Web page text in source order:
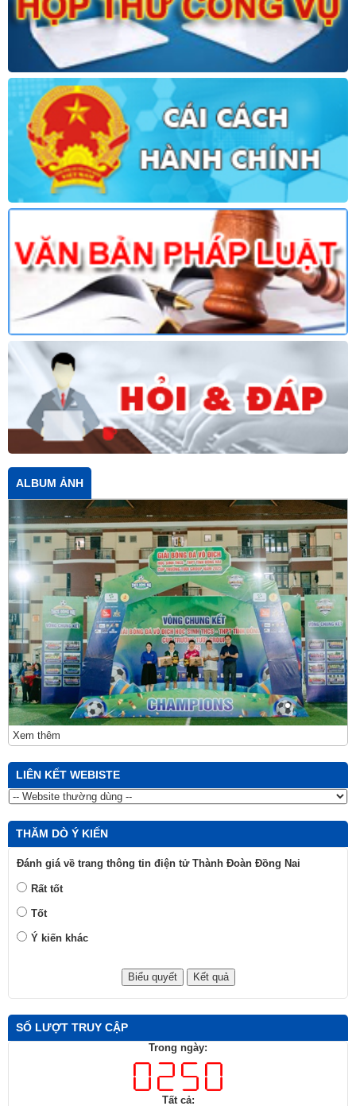
ALBUM ẢNH
Xem thêm
LIÊN KẾT WEBISTE
THĂM DÒ Ý KIẾN
Đánh giá về trang thông tin điện tử Thành Đoàn Đồng Nai
Rất tốt
Tốt
Ý kiến khác
SỐ LƯỢT TRUY CẬP
Trong ngày:
Tất cả: